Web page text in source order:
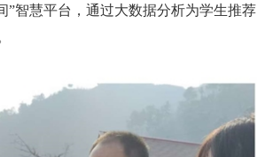
”智慧平台，通过大数据分析为学生推荐